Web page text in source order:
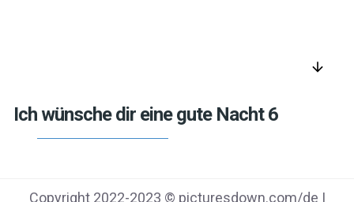
arrow_downward
Ich wünsche dir eine gute Nacht 6
Copyright 2022-2023 © picturesdown.com/de |